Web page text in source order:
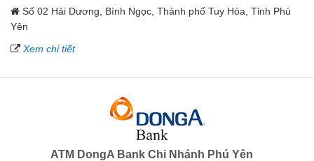
Số 02 Hải Dương, Bình Ngọc, Thành phố Tuy Hòa, Tỉnh Phú
Yên
Xem chi tiết
ATM DongA Bank Chi Nhánh Phú Yên